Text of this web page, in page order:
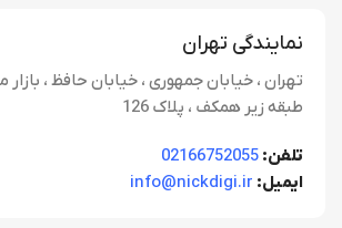
نمایندگی تهران
تهران ، خیابان جمهوری ، خیابان حافظ ، بازار
طبقه زیر همکف ، پلاک 126
تلفن: 02166752055
ایمیل: info@nickdigi.ir